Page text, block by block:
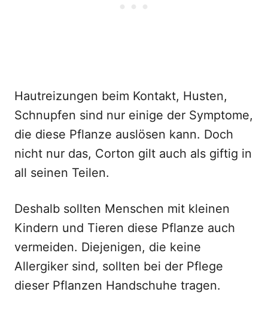
Hautreizungen beim Kontakt, Husten,
Schnupfen sind nur einige der Symptome,
die diese Pflanze auslösen kann. Doch
nicht nur das, Corton gilt auch als giftig in
all seinen Teilen.
Deshalb sollten Menschen mit kleinen
Kindern und Tieren diese Pflanze auch
vermeiden. Diejenigen, die keine
Allergiker sind, sollten bei der Pflege
dieser Pflanzen Handschuhe tragen.